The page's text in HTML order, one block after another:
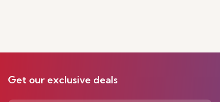
Get our exclusive deals